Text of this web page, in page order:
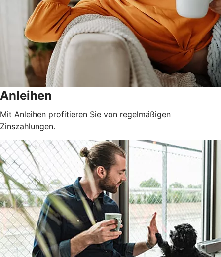
Anleihen
Mit Anleihen profitieren Sie von regelmäßigen
Zinszahlungen.